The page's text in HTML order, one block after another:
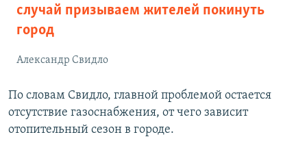
случай призываем жителей покинуть
город
Александр Свидло
По словам Свидло, главной проблемой остается
отсутствие газоснабжения, от чего зависит
отопительный сезон в городе.